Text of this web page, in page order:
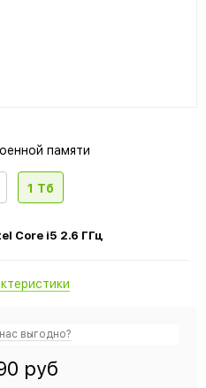
памяти
1 Тб
Core i5 2.6 ГГц
выгодно?
руб